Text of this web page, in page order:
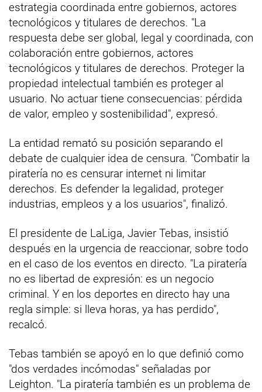
estrategia coordinada entre gobiernos, actores
tecnológicos y titulares de derechos. "La
respuesta debe ser global, legal y coordinada, con
colaboración entre gobiernos, actores
tecnológicos y titulares de derechos. Proteger la
propiedad intelectual también es proteger al
usuario. No actuar tiene consecuencias: pérdida
de valor, empleo y sostenibilidad", expresó.
La entidad remató su posición separando el
debate de cualquier idea de censura. "Combatir la
piratería no es censurar internet ni limitar
derechos. Es defender la legalidad, proteger
industrias, empleos y a los usuarios", finalizó.
El presidente de LaLiga, Javier Tebas, insistió
después en la urgencia de reaccionar, sobre todo
en el caso de los eventos en directo. "La piratería
no es libertad de expresión: es un negocio
criminal. Y en los deportes en directo hay una
regla simple: si lleva horas, ya has perdido",
recalcó.
Tebas también se apoyó en lo que definió como
"dos verdades incómodas" señaladas por
Leighton. "La piratería también es un problema de